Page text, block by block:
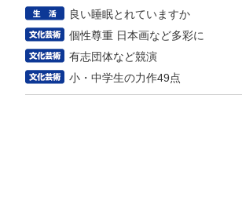
良い睡眠とれていますか
個性尊重 日本画など多彩に
有志団体など競演
小・中学生の力作49点